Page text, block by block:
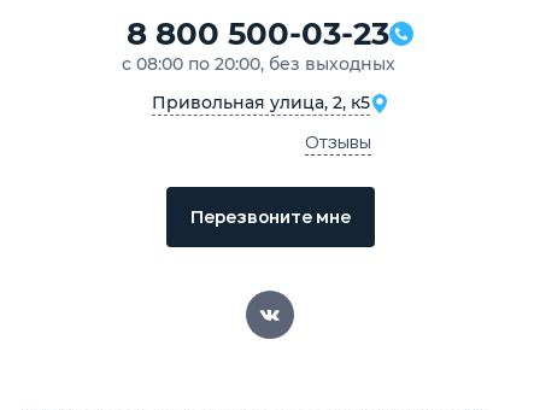
8 800 500-03-23
с 08:00 по 20:00, без выходных
Привольная улица, 2, к5
Отзывы
Перезвоните мне